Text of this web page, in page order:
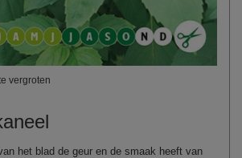
vergroten
het blad de geur en de smaak heeft van